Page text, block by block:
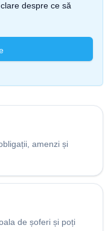
despre ce să
amenzi și
de șoferi și poți